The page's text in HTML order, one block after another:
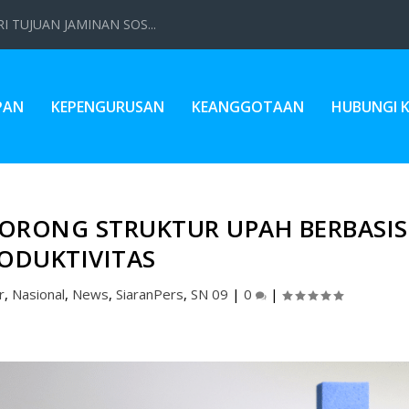
TUJUAN JAMINAN SOS...
KEPENGURUSAN KEANGGOTAAN HUBUNGI
STRUKTUR UPAH BERBASIS
, Nasional, News, SiaranPers, SN 09 | 0 |